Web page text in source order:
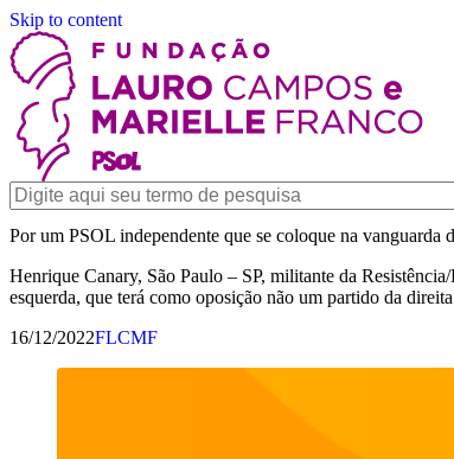
Skip to content
Por um PSOL independente que se coloque na vanguarda
Henrique Canary, São Paulo – SP, militante da
esquerda, que terá como oposição não um partido da
16/12/2022FLCMF